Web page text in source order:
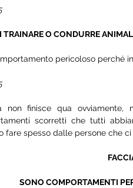
TRAINARE O CONDURRE
pericoloso perché
non finisce qua
scorretti che tutti
fare spesso dalle persone che
SONO COMPORTAMENTI